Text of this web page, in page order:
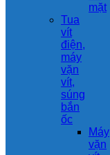
mặt
Tua
vít
điện,
máy
vặn
vít,
súng
bắn
ốc
Máy
vặn